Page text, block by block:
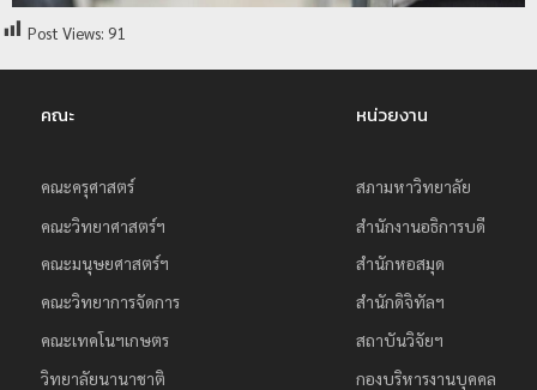
ท
ร
า
ช
ภั
ฏ
Post Views: 91
คณะ
คณะครุศาสตร์
คณะวิทยาศาสตร์ฯ
คณะมนุษยศาสตร์ฯ
คณะวิทยาการจัดการ
คณะเทคโนฯเกษตร
วิทยาลัยนานาชาติ
หน่วยงาน
สภามหาวิทยาลัย
สำนักงานอธิการบดี
สำนักหอสมุด
สำนักดิจิทัลฯ
สถาบันวิจัยฯ
กองบริหารงานบุคคล